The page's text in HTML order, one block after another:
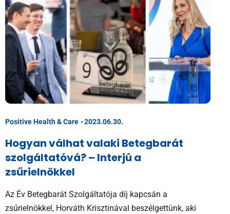
Positive Health & Care 2023.06.30.
Hogyan válhat valaki Betegbarát
szolgáltatóvá? – Interjú a
zsűrielnökkel
Az Év Betegbarát Szolgáltatója díj kapcsán a
zsűrielnökkel, Horváth Krisztinával beszélgettünk, aki